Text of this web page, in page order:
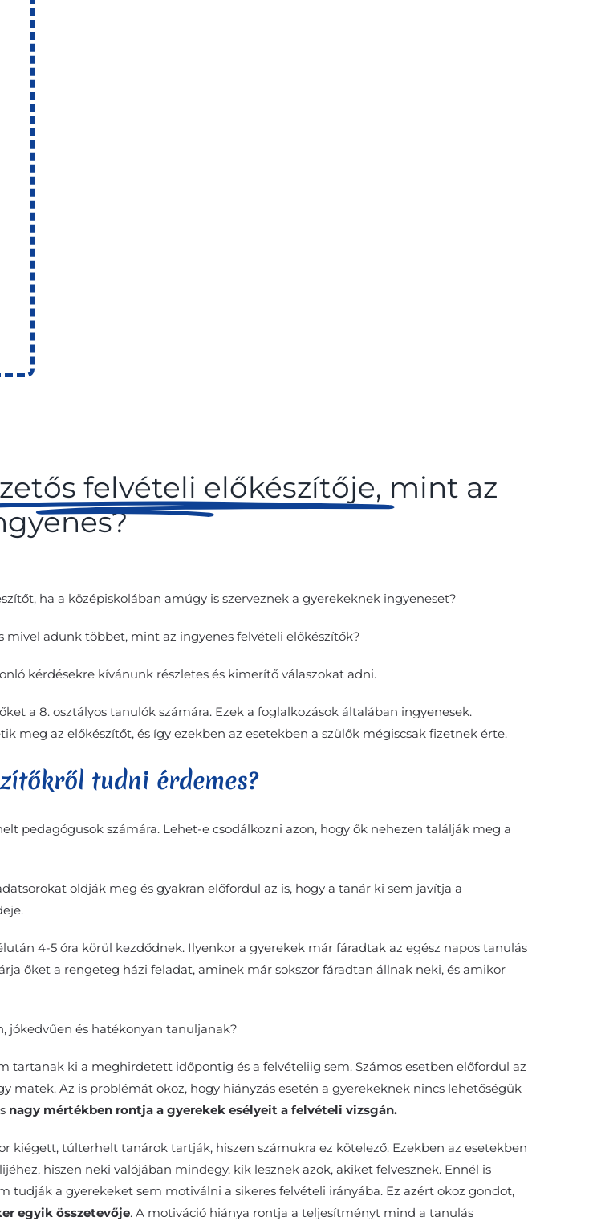
felvételi előkészítője, mint az
ha a középiskolában amúgy is szerveznek a gyerekeknek ingyeneset?
mivel adunk többet, mint az ingyenes felvételi előkészítők?
kérdésekre kívánunk részletes és kimerítő válaszokat adni.
a 8. osztályos tanulók számára. Ezek a foglalkozások általában ingyenesek.
meg az előkészítőt, és így ezekben az esetekben a szülők mégiscsak fizetnek érte.
tudni érdemes?
pedagógusok számára. Lehet-e csodálkozni azon, hogy ők nehezen találják meg a
oldják meg és gyakran előfordul az is, hogy a tanár ki sem javítja a
4-5 óra körül kezdődnek. Ilyenkor a gyerekek már fáradtak az egész napos tanulás
őket a rengeteg házi feladat, aminek már sokszor fáradtan állnak neki, és amikor
jókedvűen és hatékonyan tanuljanak?
tartanak ki a meghirdetett időpontig és a felvételiig sem. Számos esetben előfordul az
matek. Az is problémát okoz, hogy hiányzás esetén a gyerekeknek nincs lehetőségük
nagy mértékben rontja a gyerekek esélyeit a felvételi vizsgán.
túlterhelt tanárok tartják, hiszen számukra ez kötelező. Ezekben az esetekben
hiszen neki valójában mindegy, kik lesznek azok, akiket felvesznek. Ennél is
a gyerekeket sem motiválni a sikeres felvételi irányába. Ez azért okoz gondot,
egyik összetevője. A motiváció hiánya rontja a teljesítményt mind a tanulás